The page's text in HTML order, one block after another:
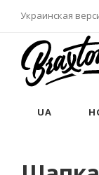
Украинская
UA